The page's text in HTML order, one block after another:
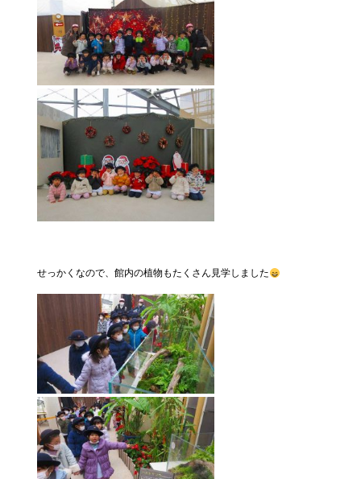
せっかくなので、館内の植物もたくさん見学しました